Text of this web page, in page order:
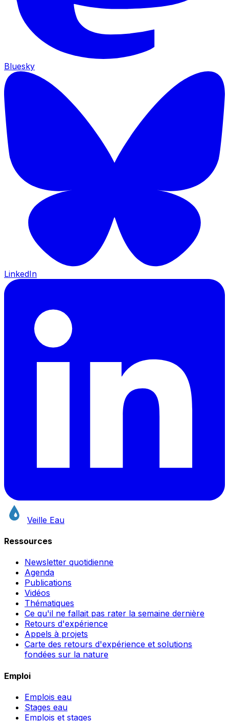
Bluesky
LinkedIn
Veille Eau
Ressources
Newsletter quotidienne
Agenda
Publications
Vidéos
Thématiques
Ce qu'il ne fallait pas rater la semaine dernière
Retours d'expérience
Appels à projets
Carte des retours d'expérience et solutions
fondées sur la nature
Emploi
Emplois eau
Stages eau
Emplois et stages